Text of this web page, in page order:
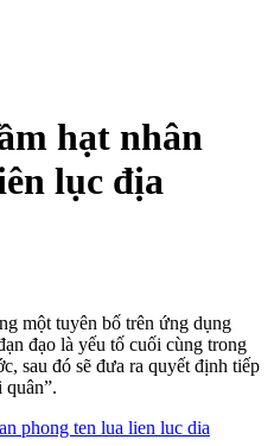
hạt nhân
lục địa
một tuyên bố trên ứng dụng
đạo là yếu tố cuối cùng trong
sau đó sẽ đưa ra quyết định tiếp
quân”.